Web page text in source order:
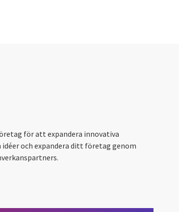
för att expandera innovativa
och expandera ditt företag genom